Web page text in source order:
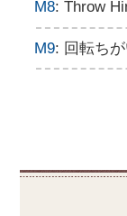
M8: Throw
M9: 回転ち